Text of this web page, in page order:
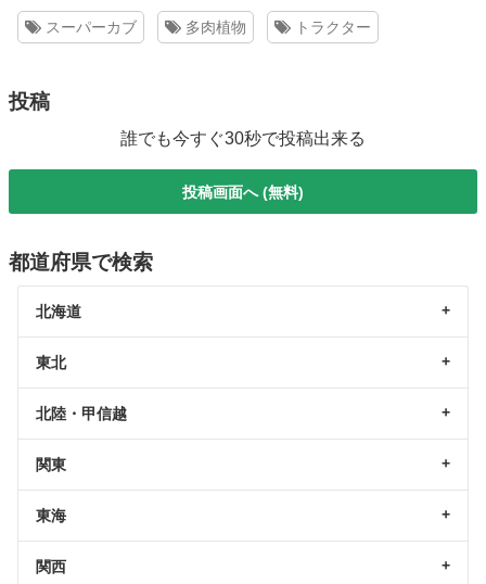
スーパーカブ 多肉植物 トラクター
投稿
誰でも今すぐ30秒で投稿出来る
投稿画面へ (無料)
都道府県で検索
北海道
東北
北陸・甲信越
関東
東海
関西